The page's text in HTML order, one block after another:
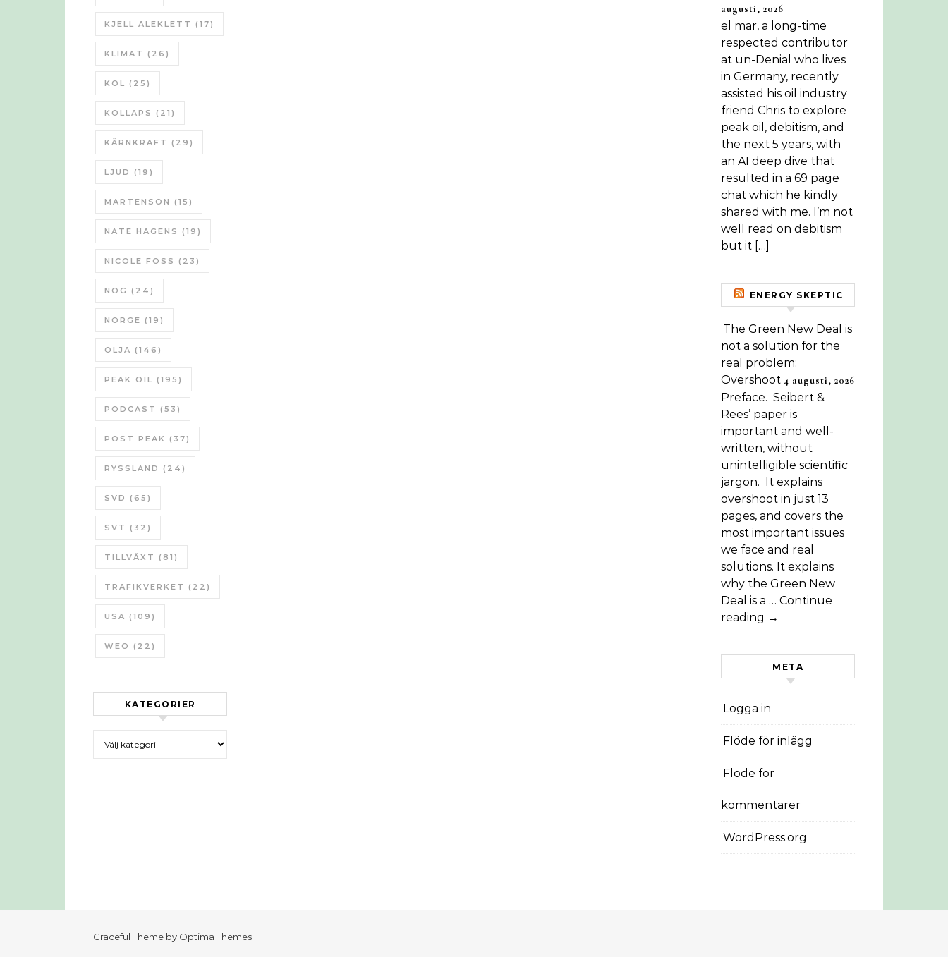
KJELL ALEKLETT (17)
KLIMAT (26)
KOL (25)
KOLLAPS (21)
KÄRNKRAFT (29)
LJUD (19)
MARTENSON (15)
NATE HAGENS (19)
NICOLE FOSS (23)
NOG (24)
NORGE (19)
OLJA (146)
PEAK OIL (195)
PODCAST (53)
POST PEAK (37)
RYSSLAND (24)
SVD (65)
SVT (32)
TILLVÄXT (81)
TRAFIKVERKET (22)
USA (109)
WEO (22)
KATEGORIER
augusti, 2026
el mar, a long-time
respected contributor
at un-Denial who lives
in Germany, recently
assisted his oil industry
friend Chris to explore
peak oil, debitism, and
the next 5 years, with
an AI deep dive that
resulted in a 69 page
chat which he kindly
shared with me. I’m not
well read on debitism
but it […]
ENERGY SKEPTIC
The Green New Deal is
not a solution for the
real problem:
Overshoot 4 augusti, 2026
Preface. Seibert &
Rees’ paper is
important and well-
written, without
unintelligible scientific
jargon. It explains
overshoot in just 13
pages, and covers the
most important issues
we face and real
solutions. It explains
why the Green New
Deal is a … Continue
reading →
META
Logga in
Flöde för inlägg
Flöde för
kommentarer
WordPress.org
Graceful Theme by Optima Themes